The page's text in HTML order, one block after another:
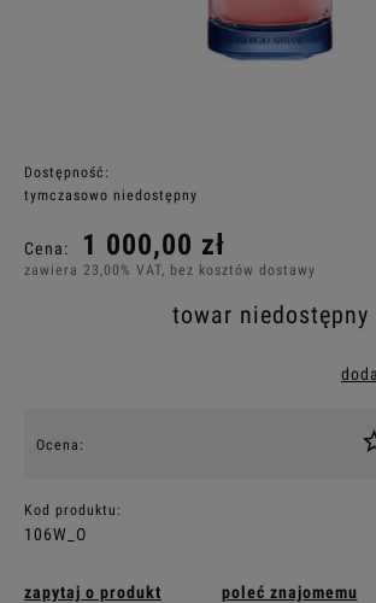
Dostępność:
tymczasowo niedostępny
Cena: 1 000,00 zł
zawiera 23,00% VAT, bez kosztów dostawy
towar niedostępny
Ocena:
Kod produktu:
106W_O
zapytaj o produkt poleć znajomemu